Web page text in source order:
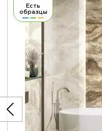
Есть
образцы